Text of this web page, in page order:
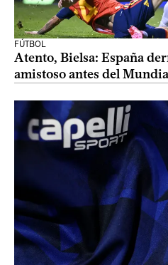
FÚTBOL
Atento, Bielsa: España
amistoso antes del